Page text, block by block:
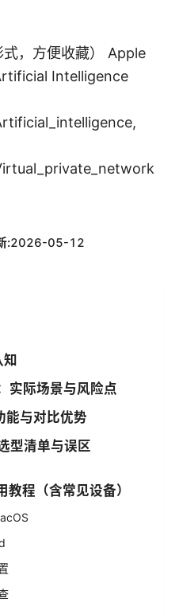
，方便收藏） Apple
Intelligence
:2026-05-12
知
实际场景与风险点
能与对比优势
型清单与误区
程（含常见设备）